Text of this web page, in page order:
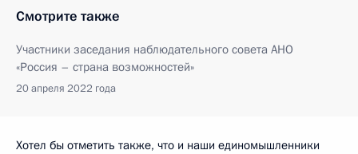
Смотрите также
Участники заседания наблюдательного совета АНО
«Россия – страна возможностей»
20 апреля 2022 года
Хотел бы отметить также, что и наши единомышленники